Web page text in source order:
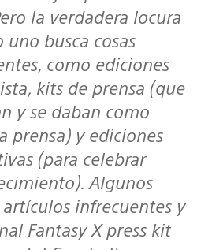
la verdadera locura
busca cosas
como ediciones
kits de prensa (que
y se daban como
prensa) y ediciones
(para celebrar
Algunos
infrecuentes y
Fantasy X press kit